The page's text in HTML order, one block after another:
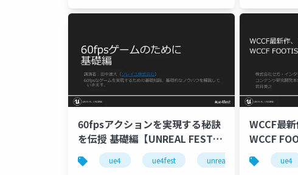
60fpsアクションを実現する秘訣
を伝授 基礎編【UNREAL FEST
EAST 2019】
ue4 ue4fest unreal fest east 2019
WCCF最
WCCF
って進化
EAST 2019
ue4